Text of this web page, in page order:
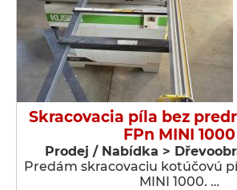
Skracovacia píla bez
FPn MINI 1000
Prodej / Nabídka >
Predám skracovaciu kotúčovú
MINI 1000. …